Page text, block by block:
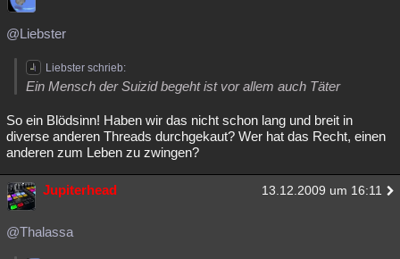
@Liebster
Liebster schrieb:
Ein Mensch der Suizid begeht ist vor allem auch Täter
So ein Blödsinn! Haben wir das nicht schon lang und breit in
diverse anderen Threads durchgekaut? Wer hat das Recht, einen
anderen zum Leben zu zwingen?
Jupiterhead 13.12.2009 um 16:11
@Thalassa